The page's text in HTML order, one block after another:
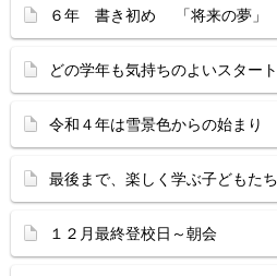
６年 書き初め 「将来の夢」
どの学年も気持ちのよいスター
令和４年は雪景色からの始まり
最後まで、楽しく学ぶ子どもたち
１２月最終登校日～朝会